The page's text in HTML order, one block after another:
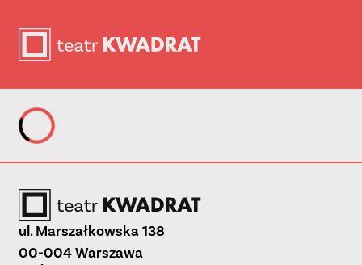
ul. Marszałkowska 138
00-004 Warszawa